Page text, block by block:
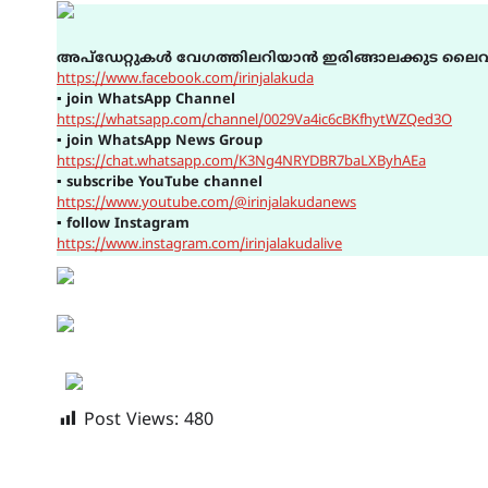
അപ്ഡേറ്റുകൾ വേഗത്തിലറിയാൻ ഇരിങ്ങാലക്കുട
https://www.facebook.com/irinjalakuda
▪join WhatsApp Channel
https://whatsapp.com/channel/0029Va4ic6cBKfhytWZQed3O
▪join WhatsApp News Group
https://chat.whatsapp.com/K3Ng4NRYDBR7baLXByhAEa
▪ subscribe YouTube channel
https://www.youtube.com/@irinjalakudanews
▪ follow Instagram
https://www.instagram.com/irinjalakudalive
Post Views: 480